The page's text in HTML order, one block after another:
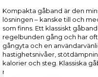
Kompakta gåband är den
lösningen – kanske till och
som finns. Ett klassiskt
regelbunden gång och har
gångyta och en
hastighetsnivåer,
kalorier och steg. Klassiska
motion under skrivbordet på